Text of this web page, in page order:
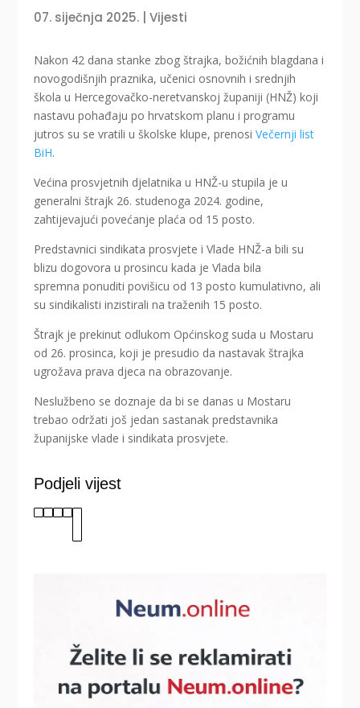
07. siječnja 2025. |Vijesti
Nakon 42 dana stanke zbog štrajka, božićnih blagdana i
novogodišnjih praznika, učenici osnovnih i srednjih
škola u Hercegovačko-neretvanskoj županiji (HNŽ) koji
nastavu pohađaju po hrvatskom planu i programu
jutros su se vratili u školske klupe, prenosiVečernji list
BiH.
Većina prosvjetnih djelatnika u HNŽ-u stupila je u
generalni štrajk 26. studenoga 2024. godine,
zahtijevajući povećanje plaća od 15 posto.
Predstavnici sindikata prosvjete i Vlade HNŽ-a bili su
blizu dogovora u prosincu kada je Vlada bila
spremna ponuditi povišicu od 13 posto kumulativno, ali
su sindikalisti inzistirali na traženih 15 posto.
Štrajk je prekinut odlukom Općinskog suda u Mostaru
od 26. prosinca, koji je presudio da nastavak štrajka
ugrožava prava djeca na obrazovanje.
Neslužbeno se doznaje da bi se danas u Mostaru
trebao održati još jedan sastanak predstavnika
županijske vlade i sindikata prosvjete.
Podjeli vijest